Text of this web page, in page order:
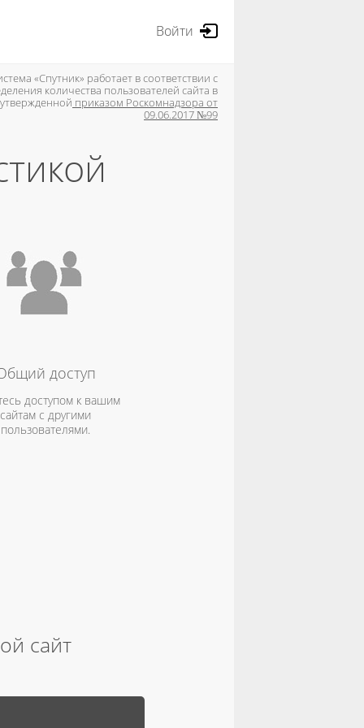
Войти
«Спутник» работает в соответствии с
количества пользователей сайта в
приказом Роскомнадзора от
09.06.2017 №99
доступ
доступом к вашим
сайтам с другими
пользователями.
сайт